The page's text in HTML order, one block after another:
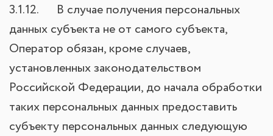
3.1.12. В случае получения персональных
данных субъекта не от самого субъекта,
Оператор обязан, кроме случаев,
установленных законодательством
Российской Федерации, до начала обработки
таких персональных данных предоставить
субъекту персональных данных следующую